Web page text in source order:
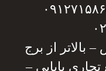
بالاتر از برج
۳۷۰ مجتمع تجاری بابایی –